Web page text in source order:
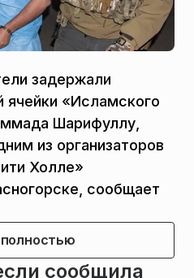
задержали
ячейки «Исламского
Шарифуллу,
из организаторов
Холле»
сообщает
сообщила